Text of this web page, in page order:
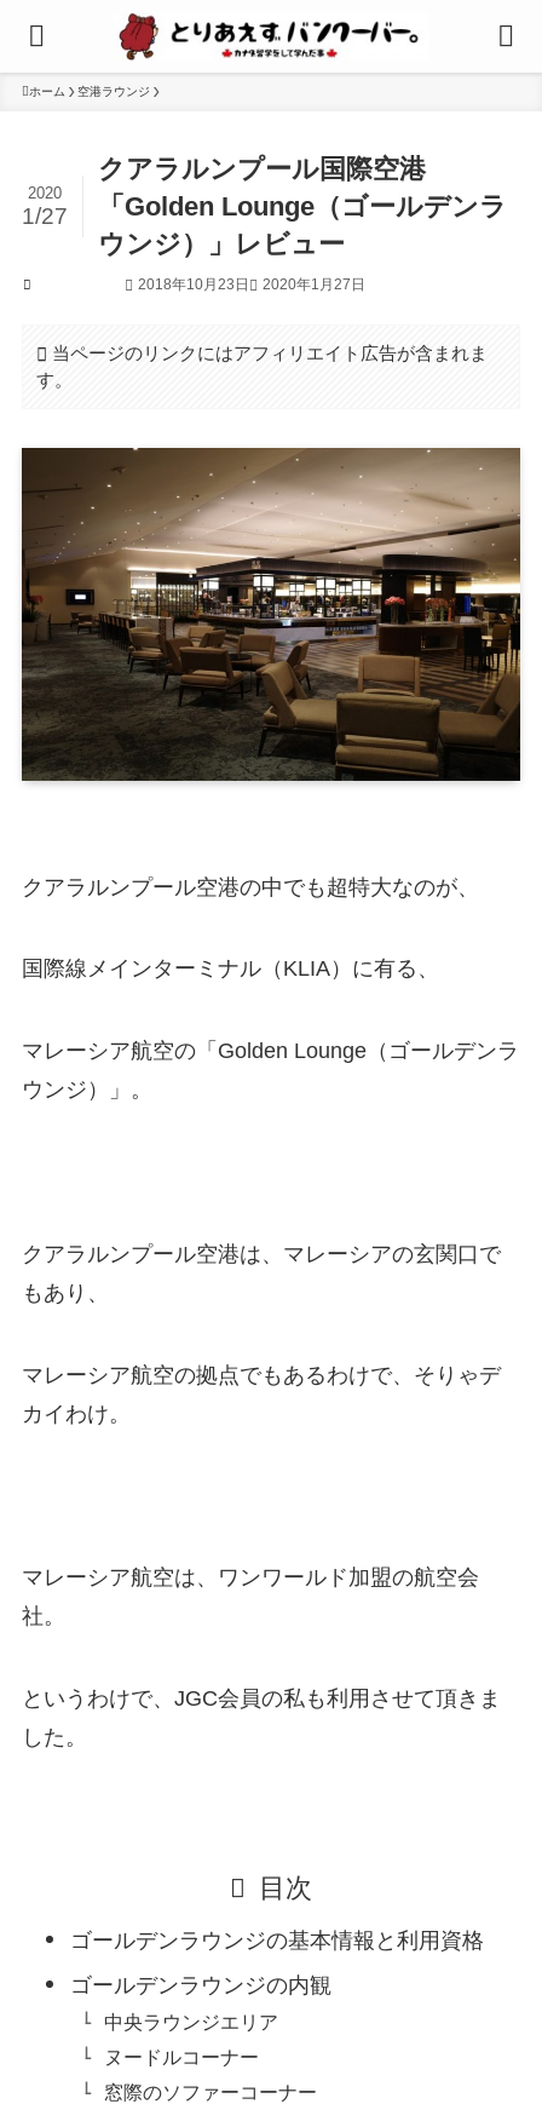
ホーム 空港ラウンジ
クアラルンプール国際空港
「Golden Lounge（ゴールデンラ
ウンジ）」レビュー
2020
1/27
2018年10月23日 2020年1月27日
当ページのリンクにはアフィリエイト広告が含まれま
す。
クアラルンプール空港の中でも超特大なのが、
国際線メインターミナル（KLIA）に有る、
マレーシア航空の「Golden Lounge（ゴールデンラ
ウンジ）」。
クアラルンプール空港は、マレーシアの玄関口で
もあり、
マレーシア航空の拠点でもあるわけで、そりゃデ
カイわけ。
マレーシア航空は、ワンワールド加盟の航空会
社。
というわけで、JGC会員の私も利用させて頂きま
した。
目次
ゴールデンラウンジの基本情報と利用資格
ゴールデンラウンジの内観
中央ラウンジエリア
ヌードルコーナー
窓際のソファーコーナー